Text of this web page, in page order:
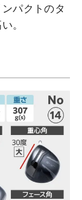
パクトのタ
。